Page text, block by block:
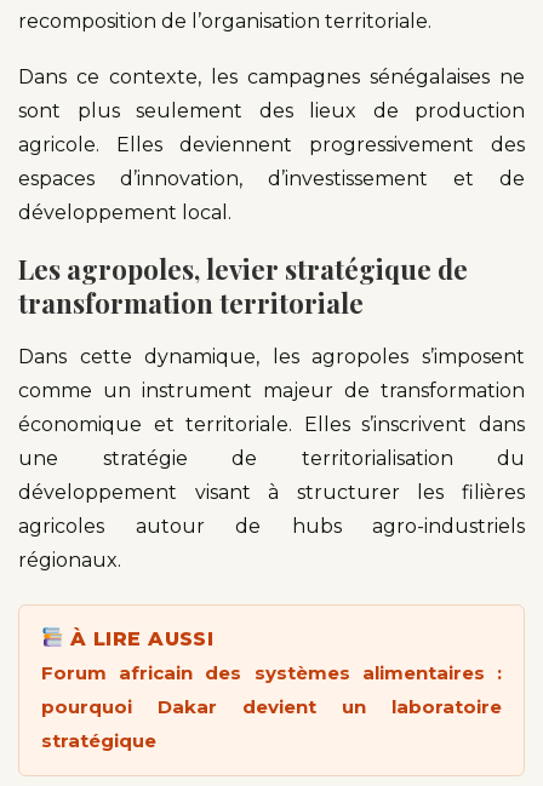
recomposition de l’organisation territoriale.
Dans ce contexte, les campagnes sénégalaises ne
sont plus seulement des lieux de production
agricole. Elles deviennent progressivement des
espaces d’innovation, d’investissement et de
développement local.
Les agropoles, levier stratégique de
transformation territoriale
Dans cette dynamique, les agropoles s’imposent
comme un instrument majeur de transformation
économique et territoriale. Elles s’inscrivent dans
une stratégie de territorialisation du
développement visant à structurer les filières
agricoles autour de hubs agro-industriels
régionaux.
À LIRE AUSSI
Forum africain des systèmes alimentaires :
pourquoi Dakar devient un laboratoire
stratégique